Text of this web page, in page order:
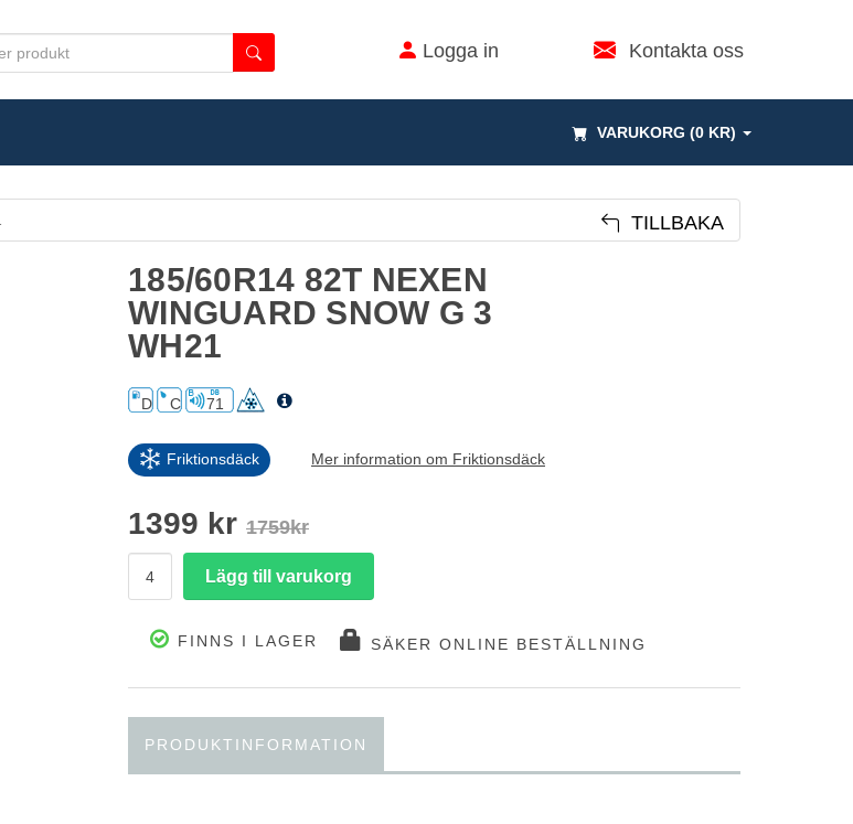
Logga in Kontakta oss
VARUKORG (0 KR)
TILLBAKA
185/60R14 82T NEXEN
WINGUARD SNOW G 3
WH21
D C 71
Friktionsdäck Mer information om Friktionsdäck
1399 kr 1759kr
FINNS I LAGER SÄKER ONLINE BESTÄLLNING
PRODUKTINFORMATION